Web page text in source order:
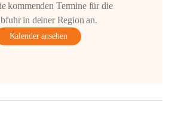
kommenden Termine für die
in deiner Region an.
Kalender ansehen